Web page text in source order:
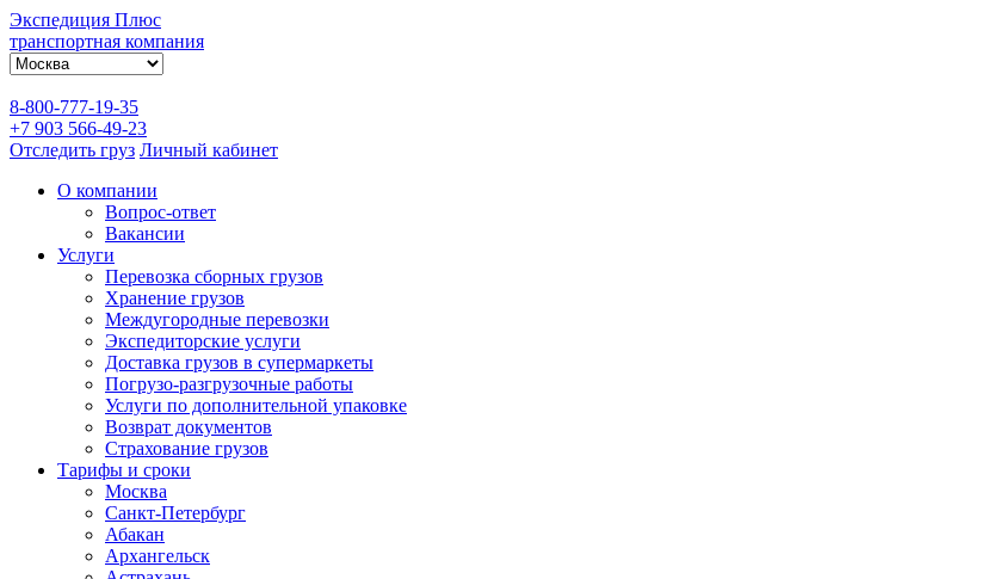
Экспедиция Плюс
транспортная компания
8-800-777-19-35
+7 903 566-49-23
Отследить груз Личный кабинет
О компании
Вопрос-ответ
Вакансии
Услуги
Перевозка сборных грузов
Хранение грузов
Междугородные перевозки
Экспедиторские услуги
Доставка грузов в супермаркеты
Погрузо-разгрузочные работы
Услуги по дополнительной упаковке
Возврат документов
Страхование грузов
Тарифы и сроки
Москва
Санкт-Петербург
Абакан
Архангельск